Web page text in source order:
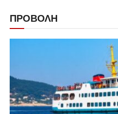
ΠΡΟΒΟΛΗ